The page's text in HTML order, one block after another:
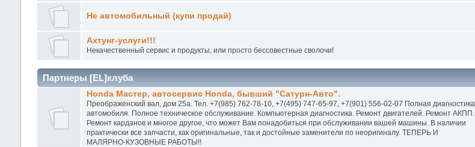
Не автомобильный (купи продай)
Ахтунг-услуги!!!
Некачественный сервис и продукты, или просто бессовестные сволочи!
Партнеры [EL]клуба
Honda Мастер, автосервис Honda, бывший "Сатурн-Авто".
Преображенский вал, дом 25а. Тел. +7(985) 762-78-10, +7(495) 747-65-97, +7(901) 556-02-07 Полная диагностика
автомобиля. Полное техническое обслуживание. Компьютерная диагностика. Ремонт двигателей. Ремонт АКПП.
Ремонт карданов и многое другое, что может Вам понадобиться при обслуживании вашей машины. В наличии
практически все запчасти, как оригинальные, так и достойные заменители по неоригиналу. ТЕПЕРЬ И
МАЛЯРНО-КУЗОВНЫЕ РАБОТЫ!!